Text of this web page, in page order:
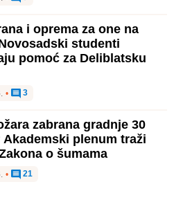
i oprema za one na
studenti
pomoć za Deliblatsku
• 3
zabrana gradnje 30
Akademski plenum traži
o šumama
• 21